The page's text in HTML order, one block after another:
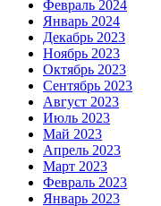
Февраль 2024
Январь 2024
Декабрь 2023
Ноябрь 2023
Октябрь 2023
Сентябрь 2023
Август 2023
Июль 2023
Май 2023
Апрель 2023
Март 2023
Февраль 2023
Январь 2023